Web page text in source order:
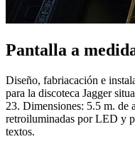
Pantalla a
Diseño, fabriacación e
para la discoteca Jagger
23. Dimensiones: 5.5 m. de
retroiluminadas por LED y
textos.